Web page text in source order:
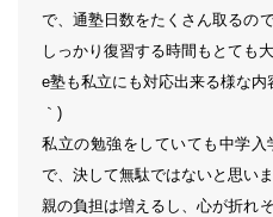
で、通塾日数をたくさん取るの
しっかり復習する時間もとても
e塾も私立にも対応出来る様な
｀)
私立の勉強をしていても中学
で、決して無駄ではないと思いま
親の負担は増えるし、心が折れ